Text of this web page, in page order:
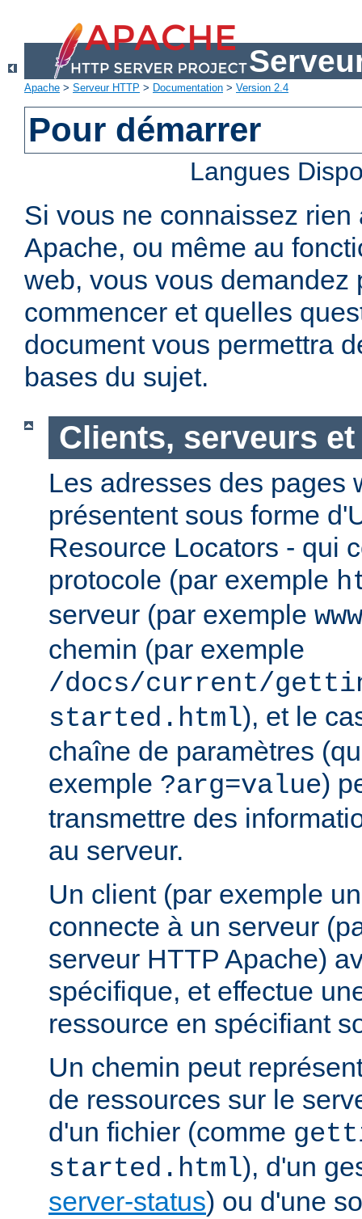
Apache > Serveur HTTP > Documentation > Version 2.4
Pour démarrer
Langues
Si vous ne connaissez rien
Apache, ou même au
web, vous vous demandez
commencer et quelles
document vous permettra
bases du sujet.
Clients, serveurs et
Les adresses des pages
présentent sous forme
Resource Locators - qui
protocole (par exemple
serveur (par exemple
chemin (par exemple
/docs/current/
started.html), et le
chaîne de paramètres
exemple ?arg=value)
transmettre des
au serveur.
Un client (par exemple
connecte à un serveur
serveur HTTP Apache)
spécifique, et effectue
ressource en spécifiant
Un chemin peut
de ressources sur le
d'un fichier (comme
started.html), d'un
server-status) ou d'une